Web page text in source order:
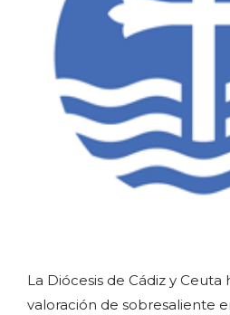
La Diócesis de Cádiz y
valoración de sobresaliente